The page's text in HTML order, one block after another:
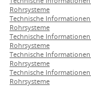
Rohrsysteme
Technische Informationen
Rohrsysteme
Technische Informationen
Rohrsysteme
Technische Informationen
Rohrsysteme
Technische Informationen
Rohrsysteme